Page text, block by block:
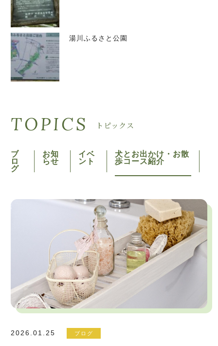
湯川ふるさと公園
TOPICS トピックス
ブ
ロ
グ
お知
らせ
イベ
ント
犬とお出かけ・お散
歩コース紹介
2026.01.25 ブログ